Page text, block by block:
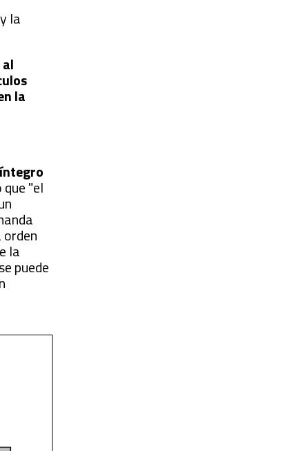
la
la
que "el
la
puede